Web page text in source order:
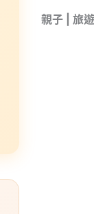
親子 | 旅